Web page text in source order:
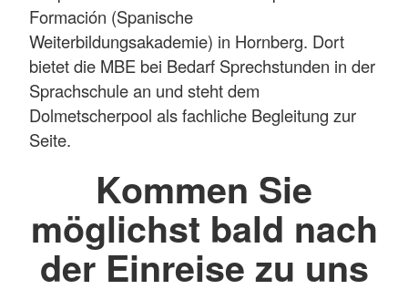
Formación (Spanische
Weiterbildungsakademie) in Hornberg. Dort
bietet die MBE bei Bedarf Sprechstunden in der
Sprachschule an und steht dem
Dolmetscherpool als fachliche Begleitung zur
Seite.
Kommen Sie
möglichst bald nach
der Einreise zu uns